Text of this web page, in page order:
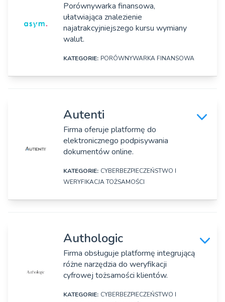
Adres:
Plac Kilińskiego 2, Rzeszów
Strona www:
Porównywarka finansowa,
ułatwiająca znalezienie
najatrakcyjniejszego kursu wymiany
walut.
KATEGORIE: PORÓWNYWARKA FINANSOWA
Nazwa firmy:
Ul. Nowy Świat 33/13, Warszawa
Strona www:
Autenti
Firma oferuje platformę do
elektronicznego podpisywania
dokumentów online.
KATEGORIE: CYBERBEZPIECZEŃSTWO I
WERYFIKACJA TOŻSAMOŚCI
Nazwa firmy:
Autenti Sp. z o.o.
Adres:
ul. Święty Marcin 29/8, Poznań, Polska
Authologic
Firma obsługuje platformę integrującą
różne narzędzia do weryfikacji
cyfrowej tożsamości klientów.
KATEGORIE: CYBERBEZPIECZEŃSTWO I